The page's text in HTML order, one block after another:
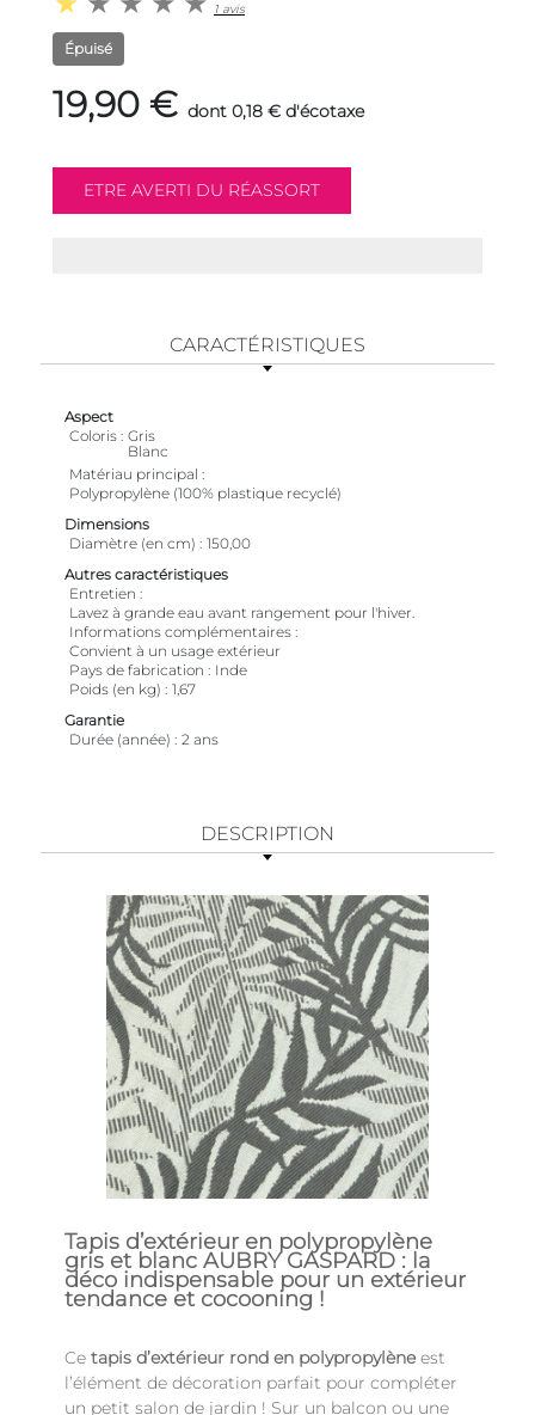
1 avis
Épuisé
19,90 € dont 0,18 € d'écotaxe
CARACTÉRISTIQUES
Aspect
Coloris Gris
Blanc
Matériau principal
Polypropylène (100% plastique recyclé)
Dimensions
Diamètre (en cm)
150,00
Autres caractéristiques
Entretien
Lavez à grande eau avant rangement pour l'hiver.
Informations complémentaires
Convient à un usage extérieur
Pays de fabrication
Inde
Poids (en kg)
1,67
Garantie
Durée (année)
2 ans
DESCRIPTION
Tapis d’extérieur en polypropylène
gris et blanc AUBRY GASPARD : la
déco indispensable pour un extérieur
tendance et cocooning !
Ce tapis d’extérieur rond en polypropylèneest
l’élément de décoration parfait pour compléter
un petit salon de jardin ! Sur un balcon ou une